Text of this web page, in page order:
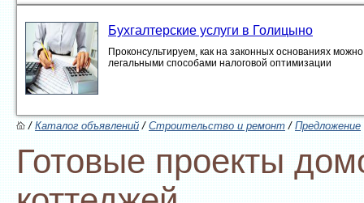
Бухгалтерские услуги в Голицыно
Проконсультируем, как на законных основаниях
легальными способами налоговой оптимизации
/Каталог объявлений/Строительство и ремонт/Предложение
Готовые проекты